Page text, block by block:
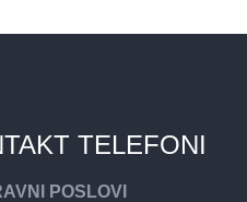
TELEFONI
POSLOVI